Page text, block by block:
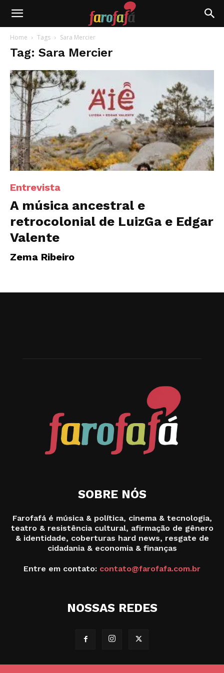
Farofafá
Home Tags Sara Mercier
Tag: Sara Mercier
Entrevista
A música ancestral e
retrocolonial de LuizGa e Edgar
Valente
Zema Ribeiro
SOBRE NÓS
Farofafá é música & política, cinema & tecnologia,
teatro & resistência cultural, afirmação de gênero
& identidade, coberturas hard news, resgate de
cidadania & economia & finanças
Entre em contato: contato@farofafa.com.br
NOSSAS REDES